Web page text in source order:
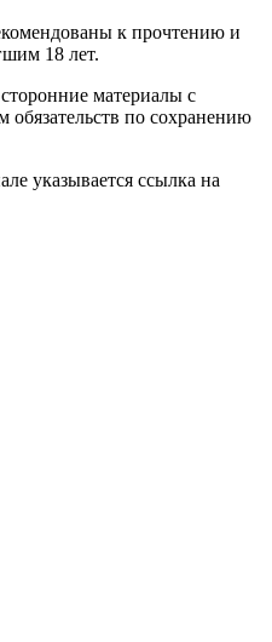
к прочтению и
18 лет.
материалы с
по сохранению
указывается ссылка на